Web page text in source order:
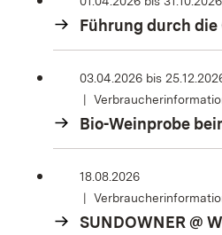
Führung durch
03.04.2026 bis
Bio-Weinprobe
18.08.2026
SUNDOWNER @